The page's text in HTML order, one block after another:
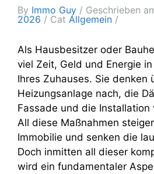
By Immo Guy Geschrieben
2026
Cat Allgemein
Als Hausbesitzer oder
viel Zeit, Geld und Energie
Ihres Zuhauses. Sie denken
Heizungsanlage nach, die
Fassade und die Installation
All diese Maßnahmen
Immobilie und senken die
Doch inmitten all dieser
wird ein fundamentaler